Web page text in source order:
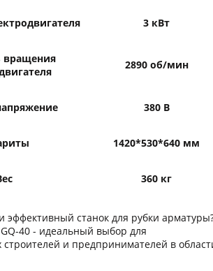
3 кВт
вращения
2890 об/мин
380 В
1420*530*640 мм
360 кг
станок для рубки
40 - идеальный выбор для
и предпринимателей в